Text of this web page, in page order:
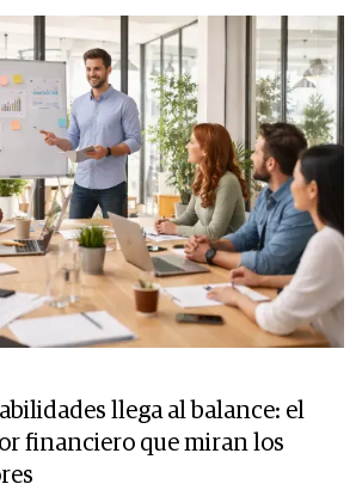
llega al balance: el
financiero que miran los